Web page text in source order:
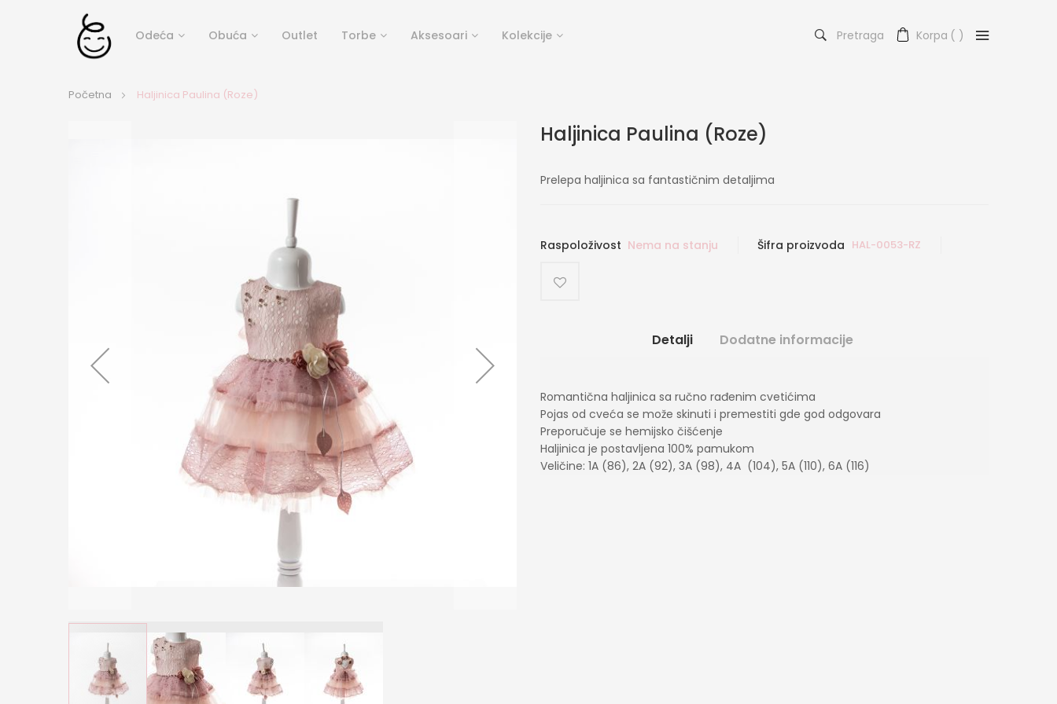
Odeća Obuća Outlet Torbe Aksesoari Kolekcije Korpa ( )
Pretraga
Početna Haljinica Paulina (Roze)
Haljinica Paulina (Roze)
Prelepa haljinica sa fantastičnim detaljima
Raspoloživost Nema na stanju Šifra proizvoda HAL-0053-RZ
Detalji
Romantična haljinica sa ručno rađenim cvetićima
Pojas od cveća se može skinuti i premestiti gde god odgovara
Preporučuje se hemijsko čišćenje
Haljinica je postavljena 100% pamukom
Veličine: 1A (86), 2A (92), 3A (98), 4A (104), 5A (110), 6A (116)
Dodatne informacije